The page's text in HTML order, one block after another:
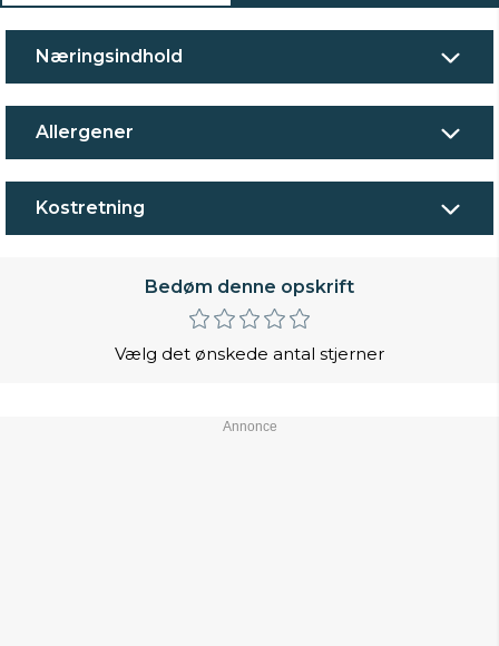
Næringsindhold
Allergener
Kostretning
Bedøm denne opskrift
Vælg det ønskede antal stjerner